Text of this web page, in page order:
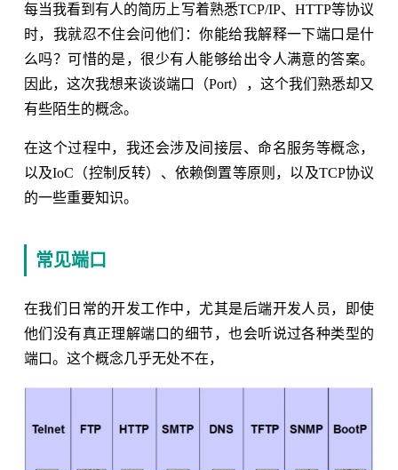
每当我看到有人的简历上写着熟悉TCP/IP、HTTP等协议
时，我就忍不住会问他们：你能给我解释一下端口是什
么吗？可惜的是，很少有人能够给出令人满意的答案。
因此，这次我想来谈谈端口（Port），这个我们熟悉却又
有些陌生的概念。
在这个过程中，我还会涉及间接层、命名服务等概念，
以及IoC（控制反转）、依赖倒置等原则，以及TCP协议
的一些重要知识。
常见端口
在我们日常的开发工作中，尤其是后端开发人员，即使
他们没有真正理解端口的细节，也会听说过各种类型的
端口。这个概念几乎无处不在，